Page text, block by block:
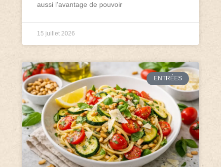
aussi l’avantage de pouvoir
15 juillet 2026
ENTRÉES